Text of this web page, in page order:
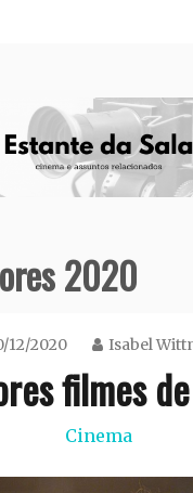
2020
12/2020 Isabel
filmes
Cinema